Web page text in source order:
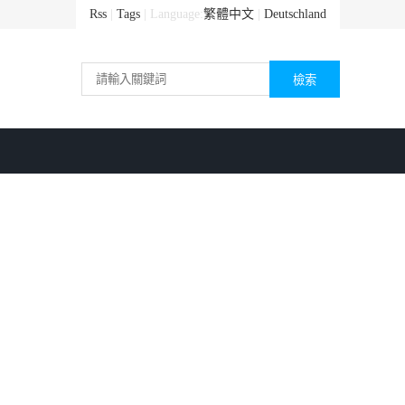
Rss Tags | Language: 繁體中文 Deutschland